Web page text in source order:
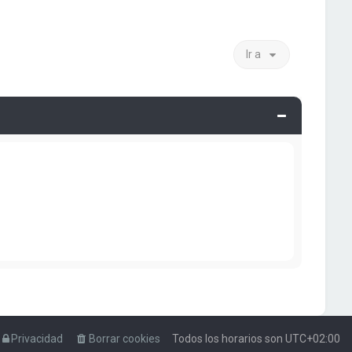
Ir a
Todos los horarios son UTC+02:00
Borrar cookies
Privacidad